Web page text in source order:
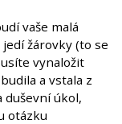
vaše malá
žárovky (to se
vynaložit
a vstala z
duševní úkol,
otázku